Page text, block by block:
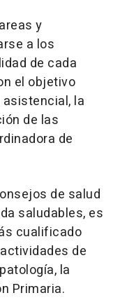
y
a los
de cada
el objetivo
la
de las
de
de salud
saludables, es
cualificado
de
la
Primaria.